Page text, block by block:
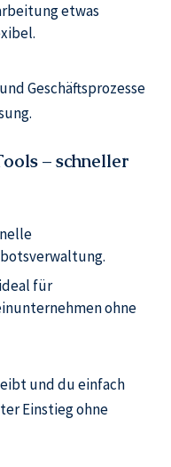
etwas
Geschäftsprozesse
– schneller
für
ohne
und du einfach
Einstieg ohne